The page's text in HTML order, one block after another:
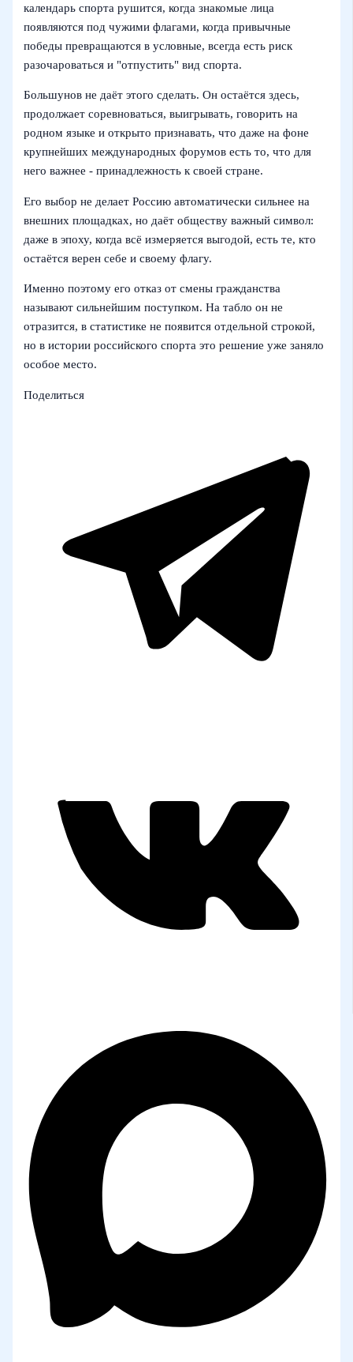
календарь спорта рушится, когда знакомые лица
появляются под чужими флагами, когда привычные
победы превращаются в условные, всегда есть риск
разочароваться и "отпустить" вид спорта.
Большунов не даёт этого сделать. Он остаётся здесь,
продолжает соревноваться, выигрывать, говорить на
родном языке и открыто признавать, что даже на фоне
крупнейших международных форумов есть то, что для
него важнее - принадлежность к своей стране.
Его выбор не делает Россию автоматически сильнее на
внешних площадках, но даёт обществу важный символ:
даже в эпоху, когда всё измеряется выгодой, есть те, кто
остаётся верен себе и своему флагу.
Именно поэтому его отказ от смены гражданства
называют сильнейшим поступком. На табло он не
отразится, в статистике не появится отдельной строкой,
но в истории российского спорта это решение уже заняло
особое место.
Поделиться